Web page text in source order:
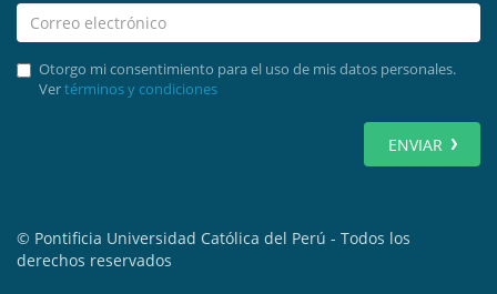
Otorgo mi consentimiento para el uso de mis datos personales.
Vertérminos y condiciones
ENVIAR
© Pontificia Universidad Católica del Perú - Todos los
derechos reservados